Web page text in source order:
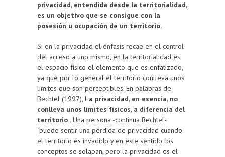
privacidad, entendida desde la territorialidad,
es un objetivo que se consigue con la
posesión u ocupación de un territorio.
Si en la privacidad el énfasis recae en el control
del acceso a uno mismo, en la territorialidad es
el espacio físico el elemento que es enfatizado,
ya que por lo general el territorio conlleva unos
límites que son perceptibles. En palabras de
Bechtel (1997), l a privacidad, en esencia, no
conlleva unos límites físicos, a diferencia del
territorio . Una persona -continua Bechtel-
“puede sentir una pérdida de privacidad cuando
el territorio es invadido y en este sentido los
conceptos se solapan, pero la privacidad es el